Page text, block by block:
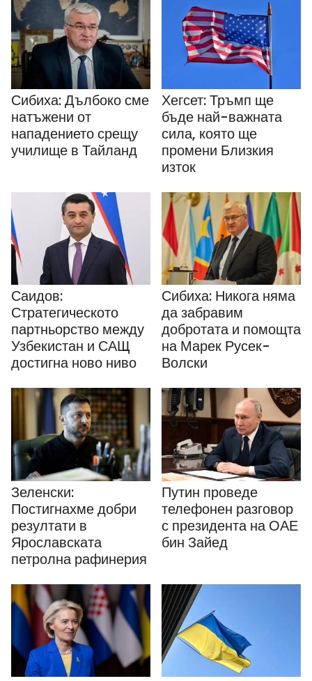
Сибиха: Дълбоко сме
натъжени от
нападението срещу
училище в Тайланд
Хегсет: Тръмп ще
бъде най-важната
сила, която ще
промени Близкия
изток
Саидов:
Стратегическото
партньорство между
Узбекистан и САЩ
достигна ново ниво
Сибиха: Никога няма
да забравим
добротата и помощта
на Марек Русек-
Волски
Зеленски:
Постигнахме добри
резултати в
Ярославската
петролна рафинерия
Путин проведе
телефонен разговор
с президента на ОАЕ
бин Зайед